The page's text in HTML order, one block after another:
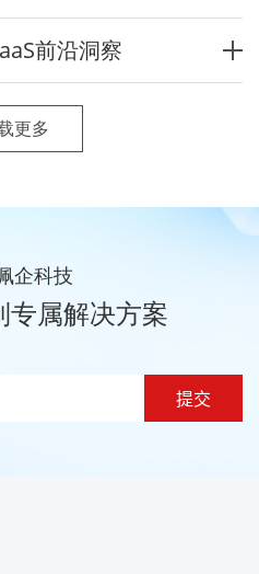
前沿洞察
更多
企科技
专属解决方案
提交